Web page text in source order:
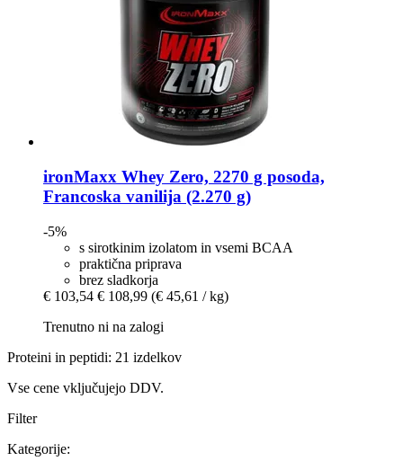
ironMaxx Whey Zero, 2270 g posoda,
Francoska vanilija (2.270 g)
-5%
s sirotkinim izolatom in vsemi BCAA
praktična priprava
brez sladkorja
€ 103,54 € 108,99 (€ 45,61 / kg)
Trenutno ni na zalogi
Proteini in peptidi: 21 izdelkov
Vse cene vključujejo DDV.
Filter
Kategorije: